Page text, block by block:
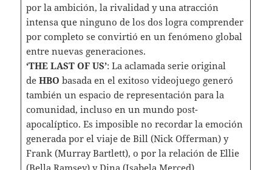
por la ambición, la rivalidad y una atracción
intensa que ninguno de los dos logra comprender
por completo se convirtió en un fenómeno global
entre nuevas generaciones.
‘THE LAST OF US’: La aclamada serie original
de HBO basada en el exitoso videojuego generó
también un espacio de representación para la
comunidad, incluso en un mundo post-
apocalíptico. Es imposible no recordar la emoción
generada por el viaje de Bill (Nick Offerman) y
Frank (Murray Bartlett), o por la relación de Ellie